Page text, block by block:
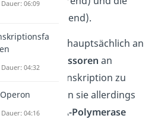
(hemmend).
binden hauptsächlich an
Repressoren an
. Um die Transkription zu
müssen sie allerdings
an die
RNA-Polymerase
06:09
04:32
04:16